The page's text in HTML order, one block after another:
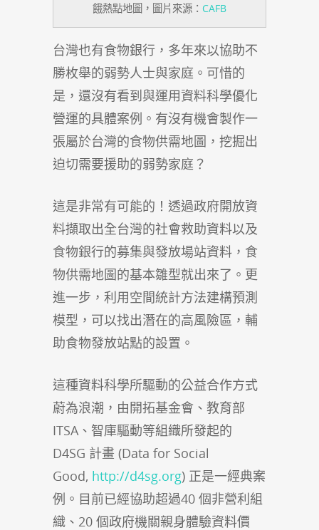
餓熱點地圖，圖片來源： CAFB
台灣也有食物銀行，多年來以協助不
勝枚舉的弱勢人士與家庭。可惜的
是，還沒有看到與運用資料科學優化
營運的具體案例。有沒有機會製作一
張屬於台灣的食物供需地圖，挖掘出
迫切需要援助的弱勢家庭？
這是非常有可能的！透過政府開放資
料擷取出全台灣的社會救助資料以及
食物銀行的募集與發放場站資料，食
物供需地圖的基本雛型就出來了。更
進一步，利用空間統計方法建構預測
模型，可以找出潛在的高風險區，輔
助食物發放站點的設置。
這種資料科學所驅動的公益合作方式
蔚為浪潮，由開拓基金會、教育部
ITSA、智庫驅動等組織所發起的
D4SG 計畫 (Data for Social
Good, http://d4sg.org) 正是一經典案
例。目前已經協助超過40 個非營利組
織、20 個政府機關親身體驗資料價